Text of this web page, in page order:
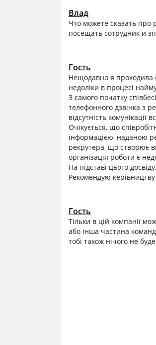
Влад
Что можете сказать про
посещать сотрудник и
Гость
Нещодавно я проходила
недоліки в процесі
З самого початку
телефонного дзвінка з
відсутність
Очікується, що
інформацією, наданою
рекрутера, що створює
організація роботи є
На підставі цього
Рекомендую
Гость
Тільки в цій компанії
або інша частина
тобі також нічого не